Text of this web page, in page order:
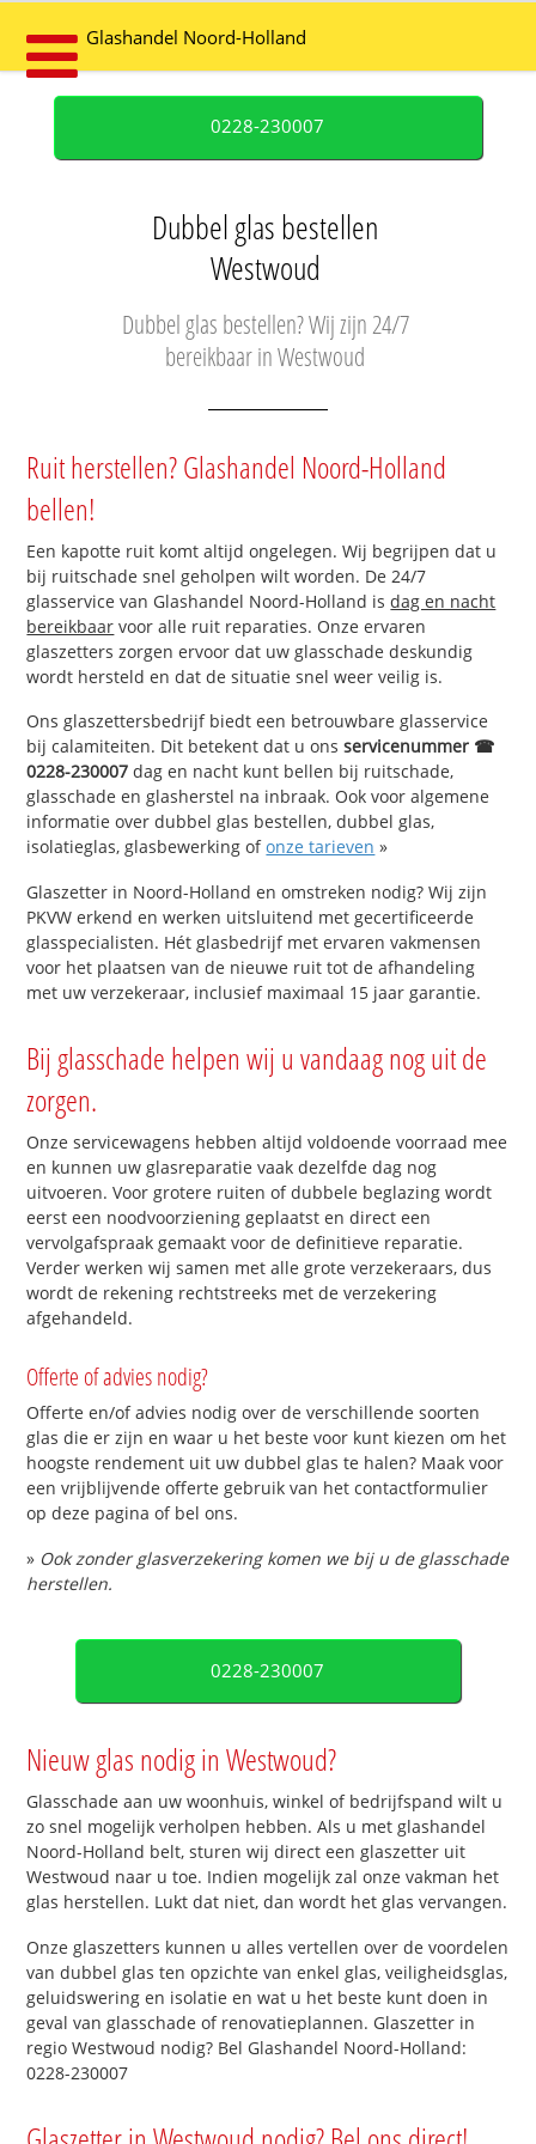
Glashandel Noord-Holland
0228-230007
Dubbel glas bestellen
Westwoud
Dubbel glas bestellen? Wij zijn 24/7
bereikbaar in Westwoud
Ruit herstellen? Glashandel Noord-Holland
bellen!
Een kapotte ruit komt altijd ongelegen. Wij begrijpen dat u
bij ruitschade snel geholpen wilt worden. De 24/7
glasservice van Glashandel Noord-Holland isdag en nacht
bereikbaar voor alle ruit reparaties. Onze ervaren
glaszetters zorgen ervoor dat uw glasschade deskundig
wordt hersteld en dat de situatie snel weer veilig is.
Ons glaszettersbedrijf biedt een betrouwbare glasservice
bij calamiteiten. Dit betekent dat u onsservicenummer ☎
0228-230007 dag en nacht kunt bellen bij ruitschade,
glasschade en glasherstel na inbraak. Ook voor algemene
informatie over dubbel glas bestellen, dubbel glas,
isolatieglas, glasbewerking ofonze tarieven »
Glaszetter in Noord-Holland en omstreken nodig? Wij zijn
PKVW erkend en werken uitsluitend met gecertificeerde
glasspecialisten. Hét glasbedrijf met ervaren vakmensen
voor het plaatsen van de nieuwe ruit tot de afhandeling
met uw verzekeraar, inclusief maximaal 15 jaar garantie.
Bij glasschade helpen wij u vandaag nog uit de
zorgen.
Onze servicewagens hebben altijd voldoende voorraad mee
en kunnen uw glasreparatie vaak dezelfde dag nog
uitvoeren. Voor grotere ruiten of dubbele beglazing wordt
eerst een noodvoorziening geplaatst en direct een
vervolgafspraak gemaakt voor de definitieve reparatie.
Verder werken wij samen met alle grote verzekeraars, dus
wordt de rekening rechtstreeks met de verzekering
afgehandeld.
Offerte of advies nodig?
Offerte en/of advies nodig over de verschillende soorten
glas die er zijn en waar u het beste voor kunt kiezen om het
hoogste rendement uit uw dubbel glas te halen? Maak voor
een vrijblijvende offerte gebruik van het contactformulier
op deze pagina of bel ons.
» Ook zonder glasverzekering komen we bij u de glasschade
herstellen.
0228-230007
Nieuw glas nodig in Westwoud?
Glasschade aan uw woonhuis, winkel of bedrijfspand wilt u
zo snel mogelijk verholpen hebben. Als u met glashandel
Noord-Holland belt, sturen wij direct een glaszetter uit
Westwoud naar u toe. Indien mogelijk zal onze vakman het
glas herstellen. Lukt dat niet, dan wordt het glas vervangen.
Onze glaszetters kunnen u alles vertellen over de voordelen
van dubbel glas ten opzichte van enkel glas, veiligheidsglas,
geluidswering en isolatie en wat u het beste kunt doen in
geval van glasschade of renovatieplannen. Glaszetter in
regio Westwoud nodig? Bel Glashandel Noord-Holland:
0228-230007